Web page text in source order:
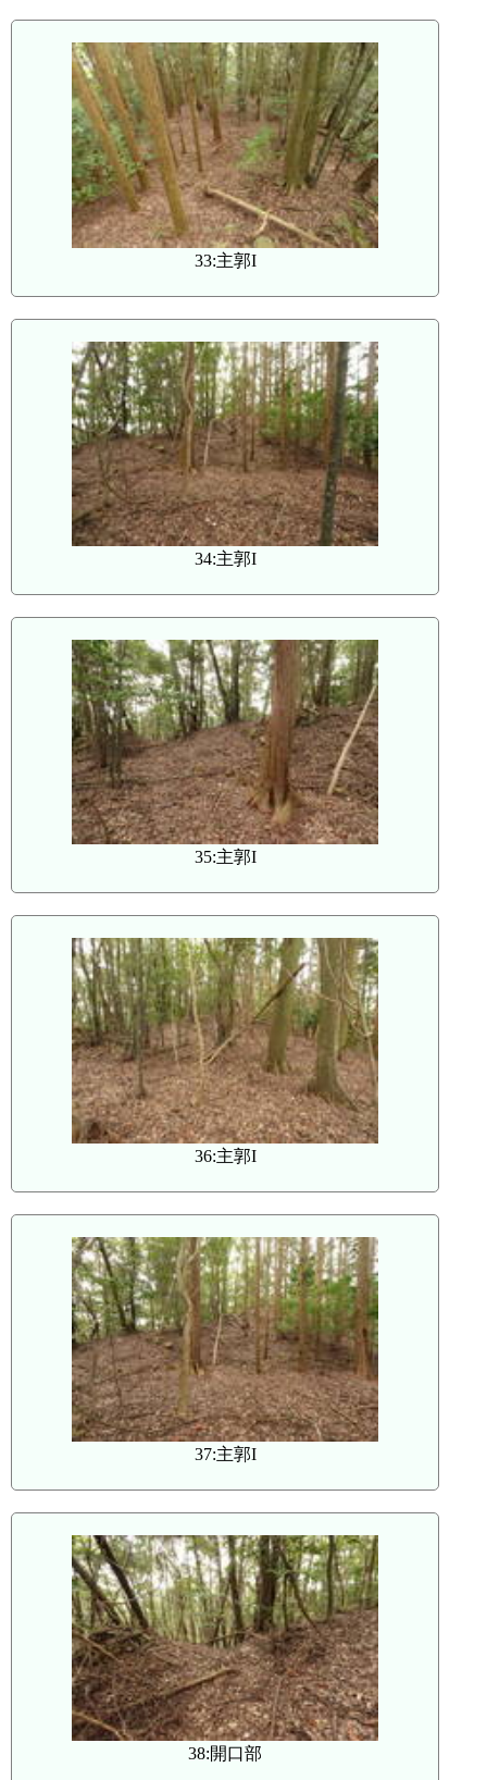
33:主郭I
34:主郭I
35:主郭I
36:主郭I
37:主郭I
38:開口部